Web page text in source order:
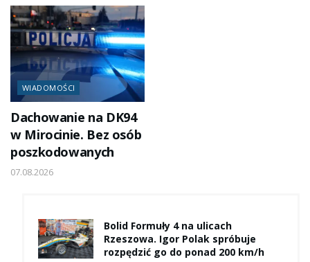
WIADOMOŚCI
Dachowanie na DK94
w Mirocinie. Bez osób
poszkodowanych
07.08.2026
Bolid Formuły 4 na ulicach
Rzeszowa. Igor Polak spróbuje
rozpędzić go do ponad 200 km/h